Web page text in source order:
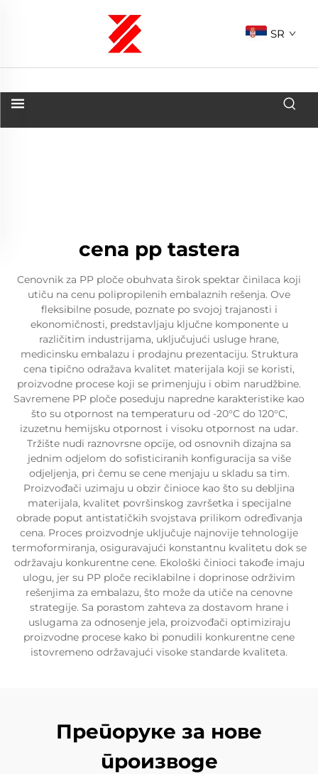
SR
cena pp tastera
Cenovnik za PP ploče obuhvata širok spektar činilaca koji
utiču na cenu polipropilenih embalaznih rešenja. Ove
fleksibilne posude, poznate po svojoj trajanosti i
ekonomičnosti, predstavljaju ključne komponente u
različitim industrijama, uključujući usluge hrane,
medicinsku embalazu i prodajnu prezentaciju. Struktura
cena tipično odražava kvalitet materijala koji se koristi,
proizvodne procese koji se primenjuju i obim narudžbine.
Savremene PP ploče poseduju napredne karakteristike kao
što su otpornost na temperaturu od -20°C do 120°C,
izuzetnu hemijsku otpornost i visoku otpornost na udar.
Tržište nudi raznovrsne opcije, od osnovnih dizajna sa
jednim odjelom do sofisticiranih konfiguracija sa više
odjeljenja, pri čemu se cene menjaju u skladu sa tim.
Proizvođači uzimaju u obzir činioce kao što su debljina
materijala, kvalitet površinskog završetka i specijalne
obrade poput antistatičkih svojstava prilikom određivanja
cena. Proces proizvodnje uključuje najnovije tehnologije
termoformiranja, osiguravajući konstantnu kvalitetu dok se
održavaju konkurentne cene. Ekološki činioci takođe imaju
ulogu, jer su PP ploče reciklabilne i doprinose održivim
rešenjima za embalazu, što može da utiče na cenovne
strategije. Sa porastom zahteva za dostavom hrane i
uslugama za odnosenje jela, proizvođači optimiziraju
proizvodne procese kako bi ponudili konkurentne cene
istovremeno održavajući visoke standarde kvaliteta.
Препоруке за нове
производе